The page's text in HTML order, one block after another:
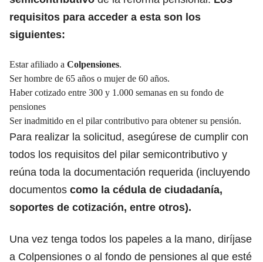
requisitos para acceder a esta son los
siguientes:
Estar afiliado a Colpensiones.
Ser hombre de 65 años o mujer de 60 años.
Haber cotizado entre 300 y 1.000 semanas en su fondo de
pensiones
Ser inadmitido en el pilar contributivo para obtener su pensión.
Para realizar la solicitud, asegúrese de cumplir con
todos los requisitos del pilar semicontributivo y
reúna toda la documentación requerida (incluyendo
documentos como la cédula de ciudadanía,
soportes de cotización, entre otros).
Una vez tenga todos los papeles a la mano, diríjase
a Colpensiones o al fondo de pensiones al que esté